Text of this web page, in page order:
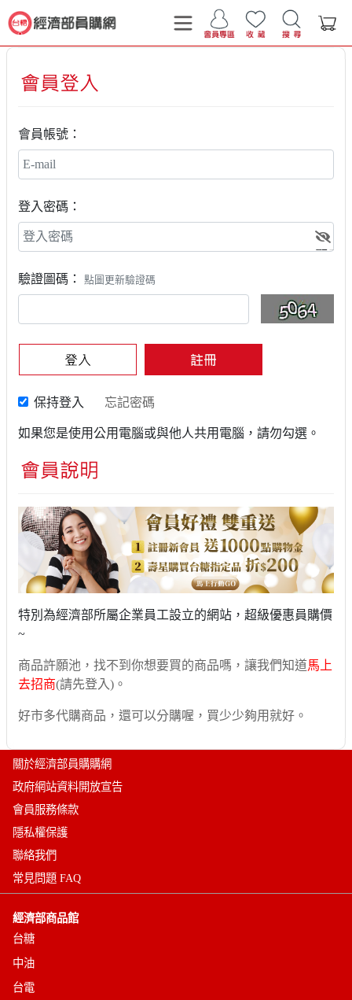
會員帳號：
登入密碼：
顯示
驗證圖碼：
點圖更新驗證碼
保持登入 忘記密碼
如果您是使用公用電腦或與他人共用電腦，請勿勾選。
特別為經濟部所屬企業員工設立的網站，超級優惠員購價
~
商品許願池，找不到你想要買的商品嗎，讓我們知道馬上
去招商(請先登入)。
好市多代購商品，還可以分購喔，買少少夠用就好。
關於經濟部員購購網
政府網站資料開放宣告
會員服務條款
隱私權保護
聯絡我們
常見問題 FAQ
經濟部商品館
台糖
中油
台電